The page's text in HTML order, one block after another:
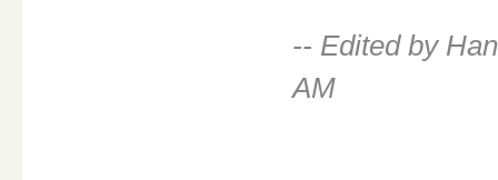
-- Edited by
AM